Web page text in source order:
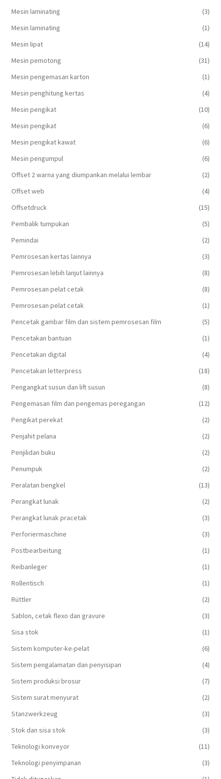
Mesin laminating
(3)
Mesin laminating
(1)
Mesin lipat
(14)
Mesin pemotong
(31)
Mesin pengemasan karton
(1)
Mesin penghitung kertas
(4)
Mesin pengikat
(10)
Mesin pengikat
(6)
Mesin pengikat kawat
(6)
Mesin pengumpul
(6)
Offset 2 warna yang diumpankan melalui lembar
(2)
Offset web
(4)
Offsetdruck
(15)
Pembalik tumpukan
(5)
Pemindai
(2)
Pemrosesan kertas lainnya
(3)
Pemrosesan lebih lanjut lainnya
(8)
Pemrosesan pelat cetak
(8)
Pemrosesan pelat cetak
(1)
Pencetak gambar film dan sistem pemrosesan film
(5)
Pencetakan bantuan
(1)
Pencetakan digital
(4)
Pencetakan letterpress
(18)
Pengangkat susun dan lift susun
(8)
Pengemasan film dan pengemas peregangan
(12)
Pengikat perekat
(2)
Penjahit pelana
(2)
Penjilidan buku
(2)
Penumpuk
(2)
Peralatan bengkel
(13)
Perangkat lunak
(2)
Perangkat lunak pracetak
(3)
Perforiermaschine
(3)
Postbearbeitung
(1)
Reibanleger
(1)
Rollentisch
(1)
Rüttler
(2)
Sablon, cetak flexo dan gravure
(3)
Sisa stok
(1)
Sistem komputer-ke-pelat
(6)
Sistem pengalamatan dan penyisipan
(4)
Sistem produksi brosur
(7)
Sistem surat menyurat
(2)
Stanzwerkzeug
(3)
Stok dan sisa stok
(3)
Teknologi konveyor
(11)
Teknologi penyimpanan
(3)